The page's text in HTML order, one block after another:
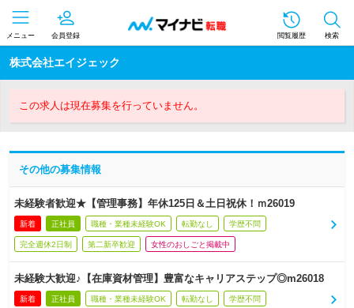
メニュー 会員登録 閲覧履歴 検索
株式会社エイジェック
この求人は現在募集を行っていません。
その他の募集情報
未経験者歓迎★【管理事務】年休125日＆土日祝休！ｍ26019
新着 正社員 職種・業種未経験OK 転勤なし 学歴不問
完全週休2日制 第二新卒歓迎 女性のおしごと掲載中
未経験大歓迎♪【在庫資材管理】豊富なキャリアステップ◎m26018
新着 正社員 職種・業種未経験OK 転勤なし 学歴不問